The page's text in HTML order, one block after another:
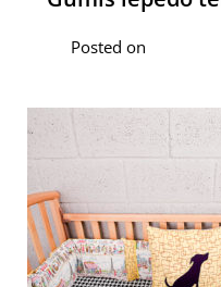
Posted on